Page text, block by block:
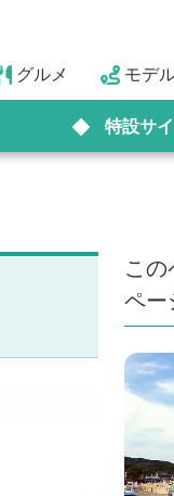
グルメ モデ
特設サ
こ
ペー